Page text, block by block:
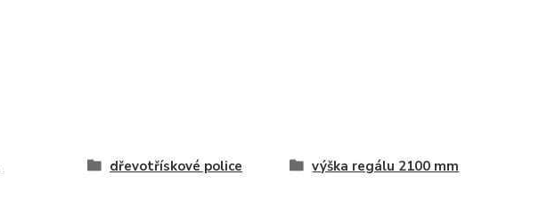
dřevotřískové police výška regálu 2100 mm